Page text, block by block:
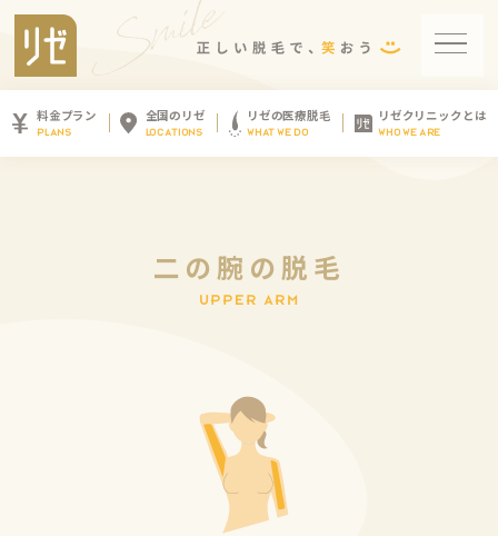
料金プラン
PLANS
全国のリゼ
LOCATIONS
リゼの医療脱毛
WHAT WE DO
リゼクリニックとは
WHO WE ARE
二 の腕 の 脱 毛
UPP ER AR M